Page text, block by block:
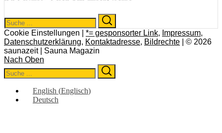
Search
for:
Cookie Einstellungen | *= gesponsorter Link, Impressum,
Datenschutzerklärung, Kontaktadresse, Bildrechte | © 2026
saunazeit | Sauna Magazin
Nach Oben
Search
for:
English (Englisch)
Deutsch